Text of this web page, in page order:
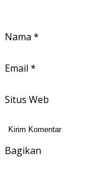
Nama *
Email *
Situs Web
Bagikan